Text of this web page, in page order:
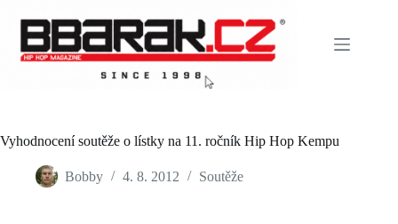
content
Vyhodnocení soutěže o lístky na 11. ročník Hip Hop Kempu
Bobby 4. 8. 2012 Soutěže